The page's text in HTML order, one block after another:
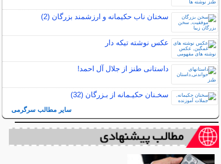
سخنان ناب حکیمانه و ارزشمند بزرگان (2)
عکس نوشته تیکه دار
داستانی طنز از جلال آل احمد!
سخـنان حکیـمانه از بـزرگان (32)
سایر مطالب سرگرمی